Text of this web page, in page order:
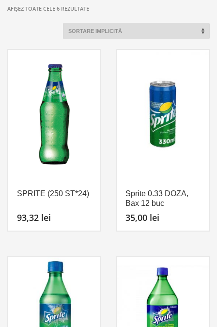
AFIȘEZ TOATE CELE 6 REZULTATE
SPRITE (250 ST*24)
93,32 lei
Sprite 0.33 DOZA,
Bax 12 buc
35,00 lei